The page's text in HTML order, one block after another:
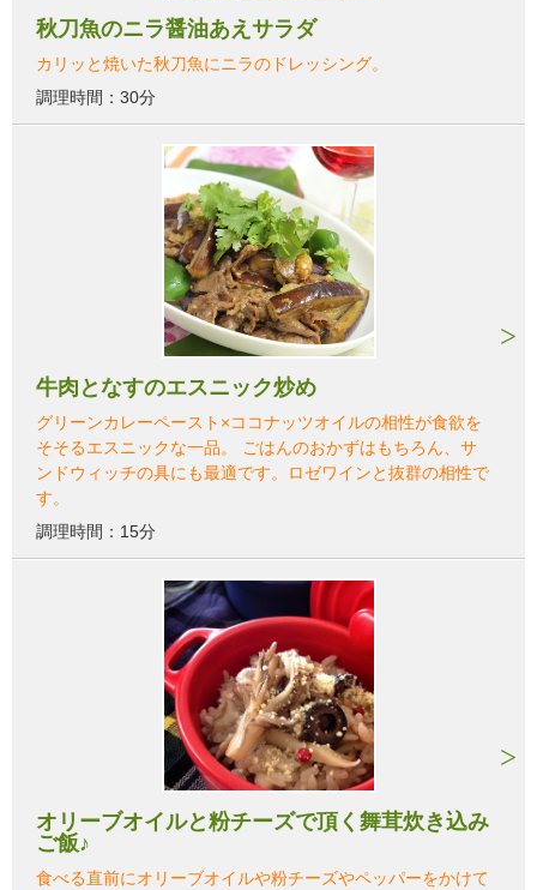
秋刀魚のニラ醤油あえサラダ
カリッと焼いた秋刀魚にニラのドレッシング。
調理時間：30分
牛肉となすのエスニック炒め
グリーンカレーペースト×ココナッツオイルの相性が食欲を
そそるエスニックな一品。 ごはんのおかずはもちろん、サ
ンドウィッチの具にも最適です。ロゼワインと抜群の相性で
す。
調理時間：15分
オリーブオイルと粉チーズで頂く舞茸炊き込み
ご飯♪
食べる直前にオリーブオイルや粉チーズやペッパーをかけて